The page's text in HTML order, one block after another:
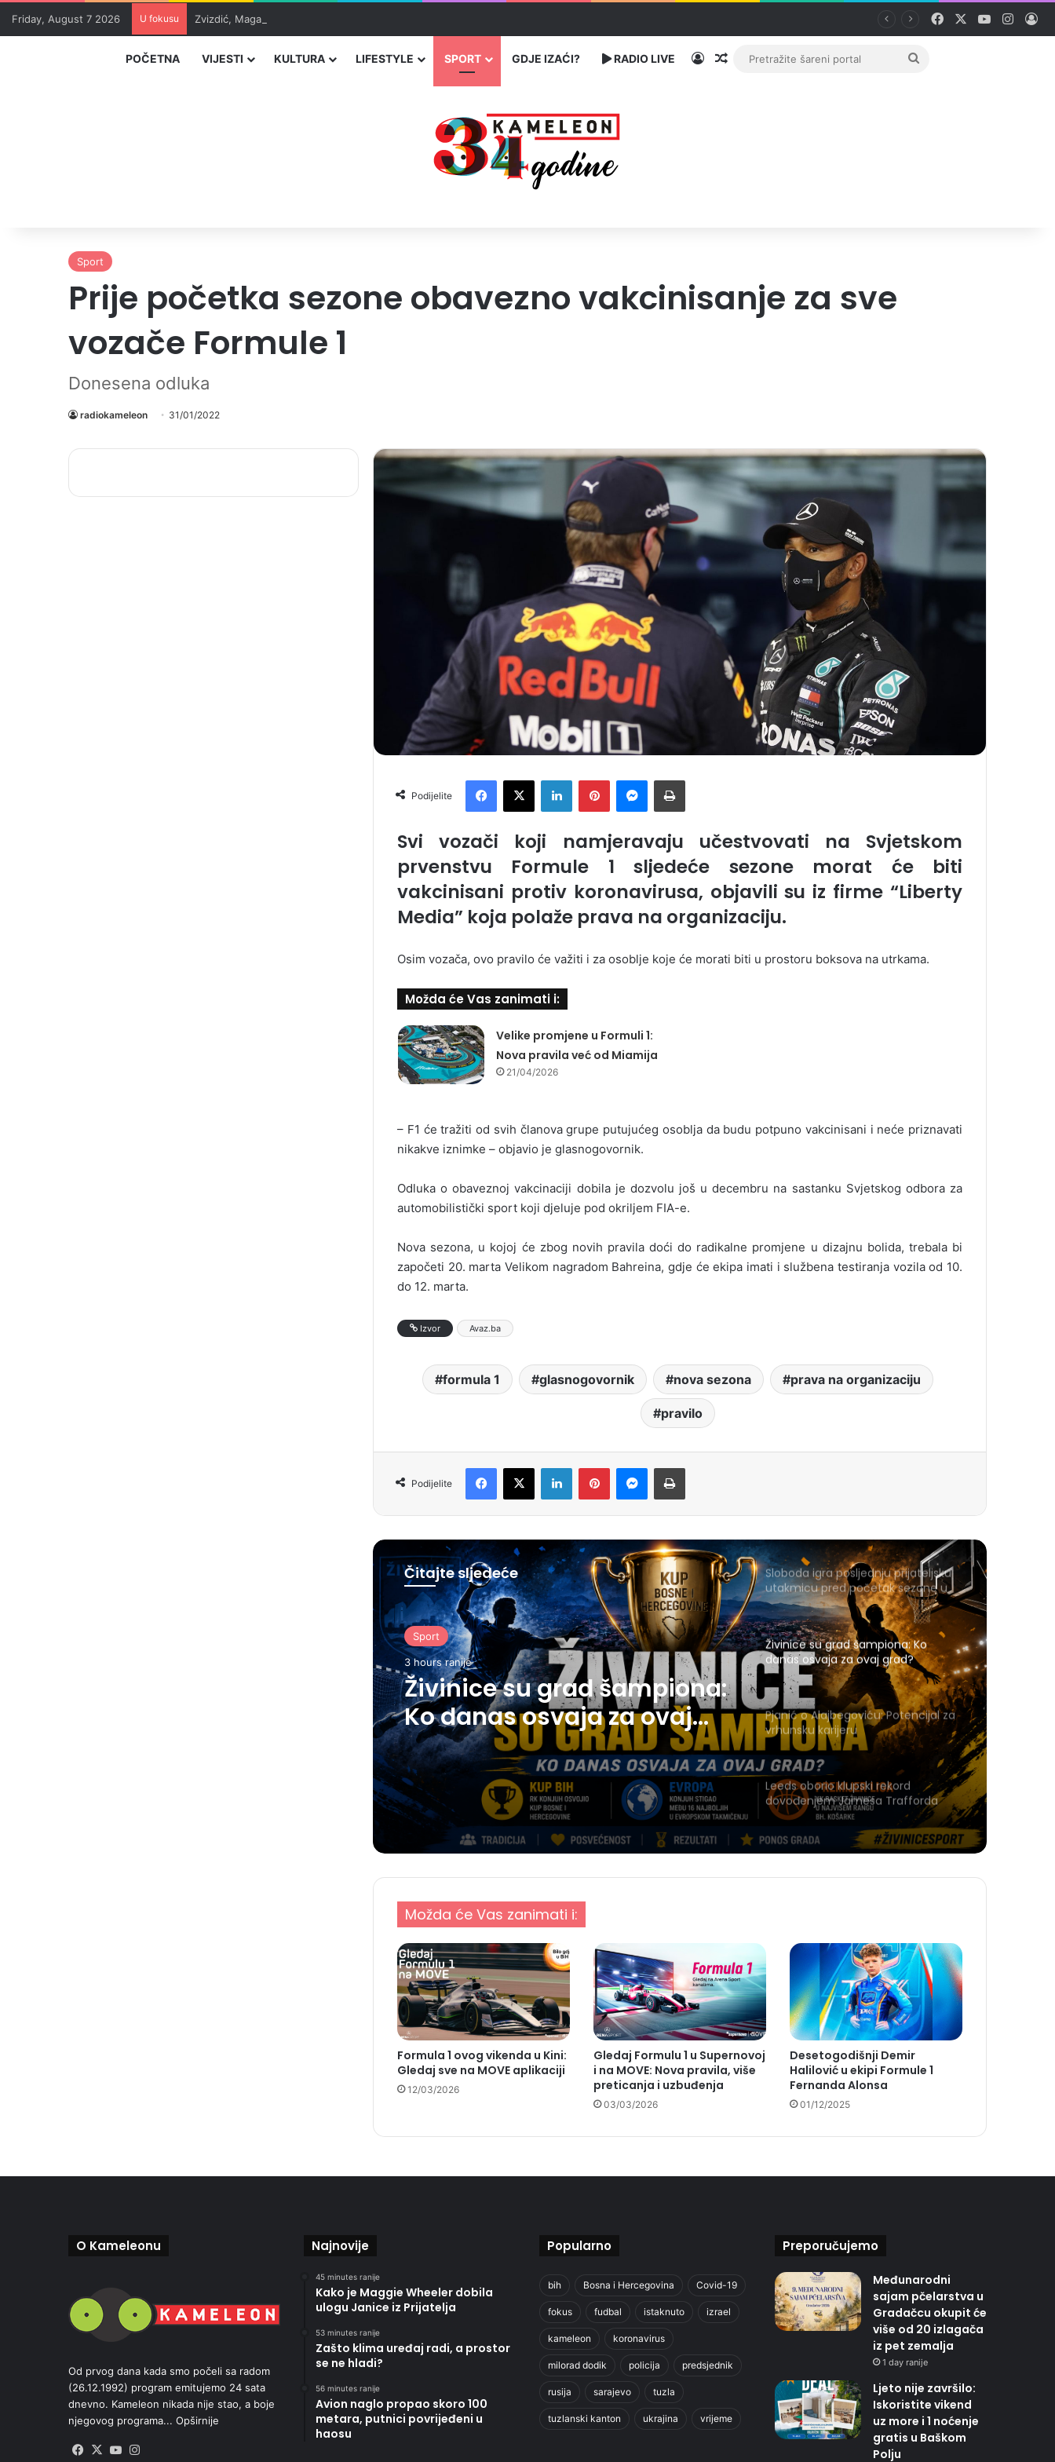
Friday, August 7 2026 U fokusu Zvizdić, Magazinović i Kojović traže poseban status za Memorijalni centar Srebrenica Facebook YouTube
POČETNA VIJESTI KULTURA LIFESTYLE SPORT GDJE IZAĆI? RADIO LIVE PrijavaRandom članak
Pretražite
Sport
Prije početka sezone obavezno vakcinisanje za sve
vozače Formule 1
Donesena odluka
radiokameleon 31/01/2022
Podijelite
Svi vozači koji namjeravaju učestvovati na Svjetskom
prvenstvu Formule 1 sljedeće sezone morat će biti
vakcinisani protiv koronavirusa, objavili su iz firme “Liberty
Media” koja polaže prava na organizaciju.
Osim vozača, ovo pravilo će važiti i za osoblje koje će morati biti u prostoru boksova na utrkama.
Možda će Vas zanimati i:
Velike promjene u Formuli 1:
Nova pravila već od Miamija
21/04/2026
– F1 će tražiti od svih članova grupe putujućeg osoblja da budu potpuno vakcinisani i neće priznavati
nikakve iznimke – objavio je glasnogovornik.
Odluka o obaveznoj vakcinaciji dobila je dozvolu još u decembru na sastanku Svjetskog odbora za
automobilistički sport koji djeluje pod okriljem FIA-e.
Nova sezona, u kojoj će zbog novih pravila doći do radikalne promjene u dizajnu bolida, trebala bi
započeti 20. marta Velikom nagradom Bahreina, gdje će ekipa imati i službena testiranja vozila od 10.
do 12. marta.
Izvor Avaz.ba
formula 1 glasnogovornik nova sezona prava na organizaciju
pravilo
Podijelite
Čitajte sljedeće
Sport
3 hours ranije
Živinice su grad šampiona:
Ko danas osvaja za ovaj
grad?
Sloboda igra posljednju prijateljsku
utakmicu pred početak sezone u
Gračanici
Živinice su grad šampiona: Ko
danas osvaja za ovaj grad?
Pjanić o Alajbegoviću: Potencijal za
vrhunsku karijeru
Leeds oborio klupski rekord
dovođenjem Jamesa Trafforda
Možda će Vas zanimati i:
Formula 1 ovog vikenda u Kini:
Gledaj sve na MOVE aplikaciji
12/03/2026
Gledaj Formulu 1 u Supernovoj
i na MOVE: Nova pravila, više
preticanja i uzbuđenja
03/03/2026
Desetogodišnji Demir
Halilović u ekipi Formule 1
Fernanda Alonsa
01/12/2025
O Kameleonu
Od prvog dana kada smo počeli sa radom
(26.12.1992) program emitujemo 24 sata
dnevno. Kameleon nikada nije stao, a boje
njegovog programa... Opširnije
Facebook
X YouTube
Najnovije
45 minutes ranije
Kako je Maggie Wheeler dobila
ulogu Janice iz Prijatelja
53 minutes ranije
Zašto klima uređaj radi, a prostor
se ne hladi?
56 minutes ranije
Avion naglo propao skoro 100
metara, putnici povrijeđeni u
haosu
Popularno
bih Bosna i Hercegovina Covid-19
fokus fudbal istaknuto izrael
kameleon koronavirus
milorad dodik policija predsjednik
rusija sarajevo tuzla
tuzlanski kanton ukrajina vrijeme
Preporučujemo
Međunarodni
sajam pčelarstva u
Gradačcu okupit će
više od 20 izlagača
iz pet zemalja
1 day ranije
Ljeto nije završilo:
Iskoristite vikend
uz more i 1 noćenje
gratis u Baškom
Polju